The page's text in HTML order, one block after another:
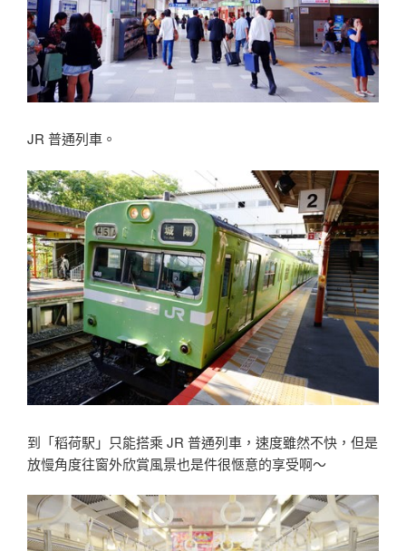
JR 普通列車。
到「稻荷駅」只能搭乘 JR 普通列車，速度雖然不快，但是
放慢角度往窗外欣賞風景也是件很愜意的享受啊〜